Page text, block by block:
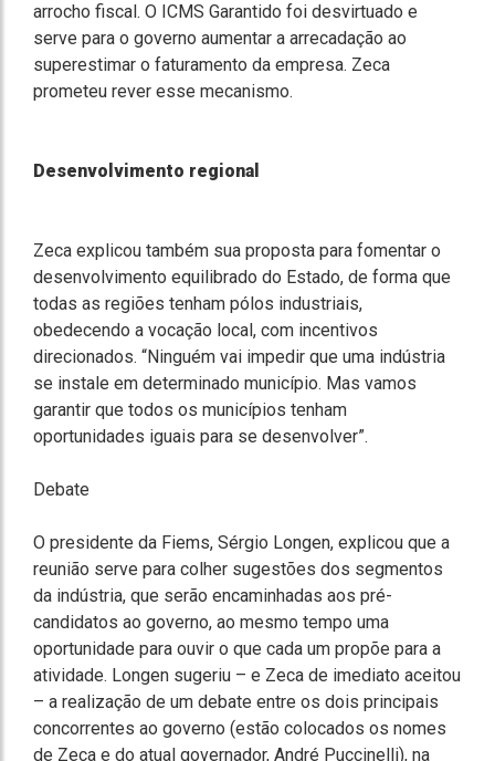
arrocho fiscal. O ICMS Garantido foi desvirtuado e
serve para o governo aumentar a arrecadação ao
superestimar o faturamento da empresa. Zeca
prometeu rever esse mecanismo.
Desenvolvimento regional
Zeca explicou também sua proposta para fomentar o
desenvolvimento equilibrado do Estado, de forma que
todas as regiões tenham pólos industriais,
obedecendo a vocação local, com incentivos
direcionados. “Ninguém vai impedir que uma indústria
se instale em determinado município. Mas vamos
garantir que todos os municípios tenham
oportunidades iguais para se desenvolver”.
Debate
O presidente da Fiems, Sérgio Longen, explicou que a
reunião serve para colher sugestões dos segmentos
da indústria, que serão encaminhadas aos pré-
candidatos ao governo, ao mesmo tempo uma
oportunidade para ouvir o que cada um propõe para a
atividade. Longen sugeriu – e Zeca de imediato aceitou
– a realização de um debate entre os dois principais
concorrentes ao governo (estão colocados os nomes
de Zeca e do atual governador, André Puccinelli), na